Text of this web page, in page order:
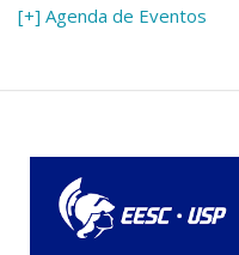
Agenda de Eventos
[+] Agenda de Eventos